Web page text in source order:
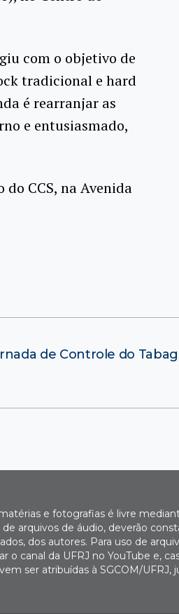
com o objetivo de
tradicional e hard
é rearranjar as
e entusiasmado,
CCS, na Avenida
de Controle do
e fotografias é livre
arquivos de áudio, deverão
dos autores. Para uso de
o canal da UFRJ no YouTube e,
ser atribuídas à SGCOM/